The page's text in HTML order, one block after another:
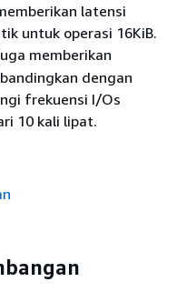
latensi
untuk operasi 16KiB.
memberikan
dengan
frekuensi I/Os
10 kali lipat.